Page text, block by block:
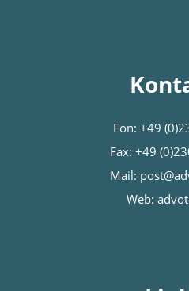
Fon: +49
Fax: +49
Mail:
Web: